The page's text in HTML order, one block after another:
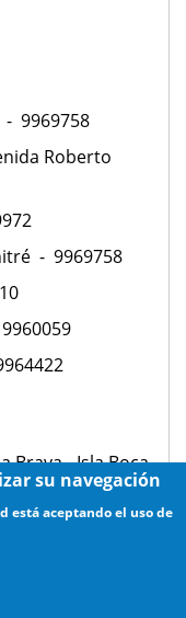
9969758
Roberto
- 9969758
Brava - Isla Boca
Punta -
- Volcán -
su navegación
está aceptando el uso de